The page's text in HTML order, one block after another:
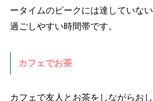
ータイムのピークには達していな
過ごしやすい時間帯です。
カフェでお茶
カフェで友人とお茶をしながらお